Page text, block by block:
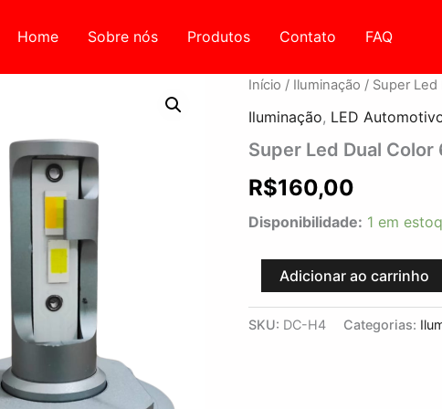
Home Sobre nós Produtos Contato FAQ
Início / Iluminação / Super Led
Iluminação, LED
Super Led Dual
R$160,00
Disponibilidade: 1 em
Super
Dual
6000/3000k
H4
RSY
Adicionar ao carrinho
SKU: DC-H4 Categorias: